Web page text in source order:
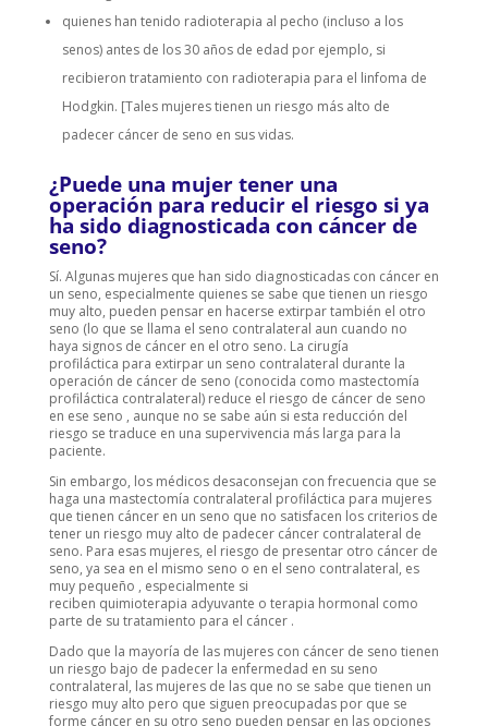
quienes han tenido radioterapia al pecho (incluso a los
senos) antes de los 30 años de edad por ejemplo, si
recibieron tratamiento con radioterapia para el linfoma de
Hodgkin. [Tales mujeres tienen un riesgo más alto de
padecer cáncer de seno en sus vidas.
¿Puede una mujer tener una
operación para reducir el riesgo si ya
ha sido diagnosticada con cáncer de
seno?
Sí. Algunas mujeres que han sido diagnosticadas con cáncer en
un seno, especialmente quienes se sabe que tienen un riesgo
muy alto, pueden pensar en hacerse extirpar también el otro
seno (lo que se llama el seno contralateral aun cuando no
haya signos de cáncer en el otro seno. La cirugía
profiláctica para extirpar un seno contralateral durante la
operación de cáncer de seno (conocida como mastectomía
profiláctica contralateral) reduce el riesgo de cáncer de seno
en ese seno , aunque no se sabe aún si esta reducción del
riesgo se traduce en una supervivencia más larga para la
paciente.
Sin embargo, los médicos desaconsejan con frecuencia que se
haga una mastectomía contralateral profiláctica para mujeres
que tienen cáncer en un seno que no satisfacen los criterios de
tener un riesgo muy alto de padecer cáncer contralateral de
seno. Para esas mujeres, el riesgo de presentar otro cáncer de
seno, ya sea en el mismo seno o en el seno contralateral, es
muy pequeño , especialmente si
reciben quimioterapia adyuvante o terapia hormonal como
parte de su tratamiento para el cáncer .
Dado que la mayoría de las mujeres con cáncer de seno tienen
un riesgo bajo de padecer la enfermedad en su seno
contralateral, las mujeres de las que no se sabe que tienen un
riesgo muy alto pero que siguen preocupadas por que se
forme cáncer en su otro seno pueden pensar en las opciones